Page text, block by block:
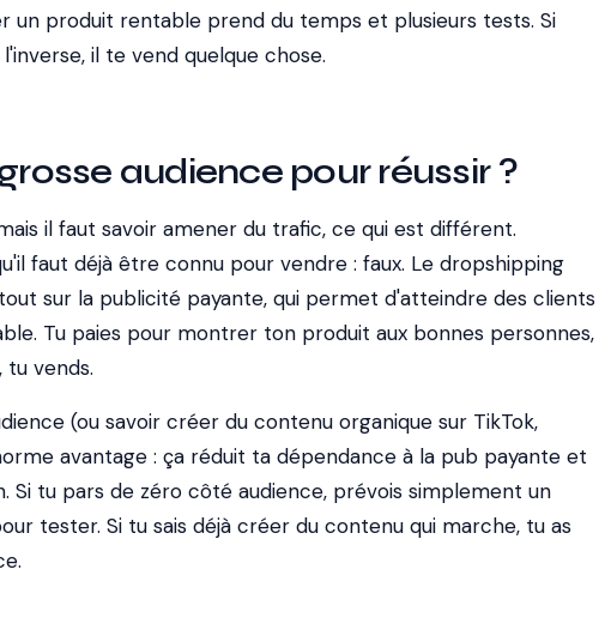
un produit rentable prend du temps et plusieurs tests. Si
il te vend quelque chose.
audience pour réussir ?
il faut savoir amener du trafic, ce qui est différent.
faut déjà être connu pour vendre : faux. Le dropshipping
sur la publicité payante, qui permet d'atteindre des clients
Tu paies pour montrer ton produit aux bonnes personnes,
vends.
(ou savoir créer du contenu organique sur TikTok,
avantage : ça réduit ta dépendance à la pub payante et
Si tu pars de zéro côté audience, prévois simplement un
tester. Si tu sais déjà créer du contenu qui marche, tu as